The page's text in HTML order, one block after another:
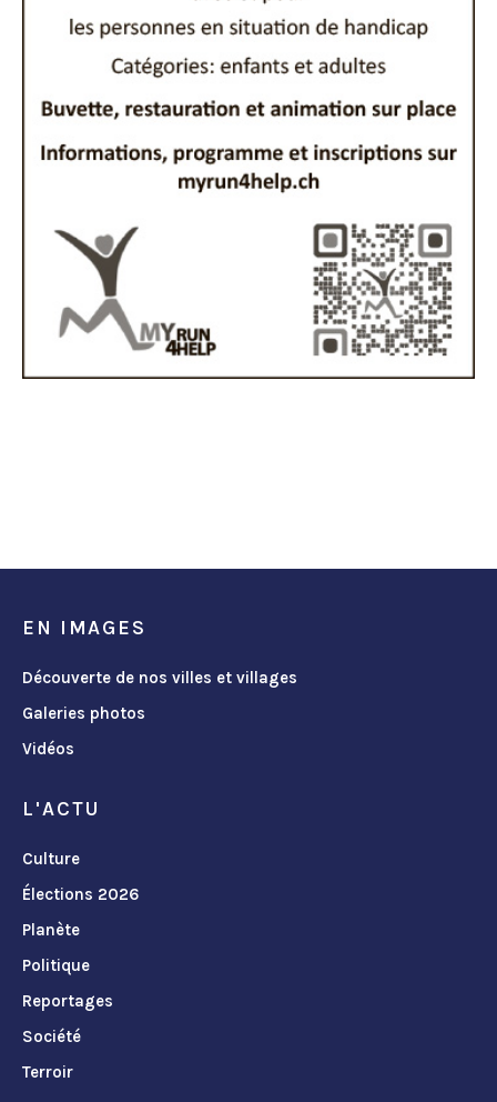
EN IMAGES
Découverte de nos villes et villages
Galeries photos
Vidéos
L'ACTU
Culture
Élections 2026
Planète
Politique
Reportages
Société
Terroir